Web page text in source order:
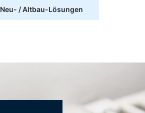
Neu- / Altbau-Lösungen